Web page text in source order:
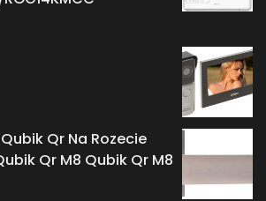
Qr Na Rozecie
Qr M8 Qubik Qr M8